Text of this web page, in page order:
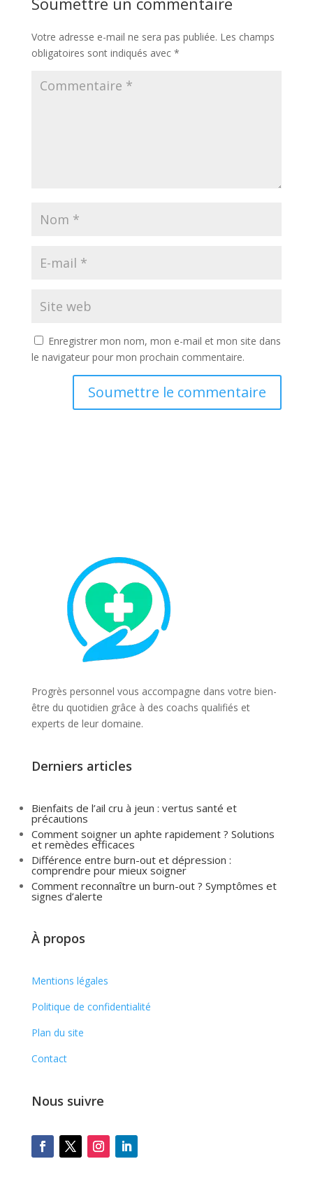
Votre adresse e-mail ne sera pas publiée. Les champs
obligatoires sont indiqués avec *
Enregistrer mon nom, mon e-mail et mon site dans
le navigateur pour mon prochain commentaire.
Soumettre le commentaire
Progrès personnel vous accompagne dans votre bien-
être du quotidien grâce à des coachs qualifiés et
experts de leur domaine.
Derniers articles
Bienfaits de l’ail cru à jeun : vertus santé et
précautions
Comment soigner un aphte rapidement ? Solutions
et remèdes efficaces
Différence entre burn-out et dépression :
comprendre pour mieux soigner
Comment reconnaître un burn-out ? Symptômes et
signes d’alerte
À propos
Mentions légales
Politique de confidentialité
Plan du site
Contact
Nous suivre